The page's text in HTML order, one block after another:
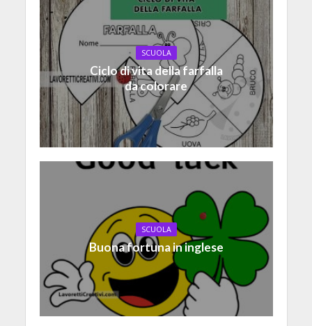
SCUOLA
Ciclo di vita della farfalla
da colorare
SCUOLA
Buona fortuna in inglese